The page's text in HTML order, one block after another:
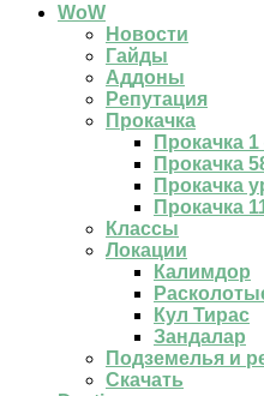
WoW
Новости
Гайды
Аддоны
Репутация
Прокачка
Прокачка
Прокачка
Прокачка
Прокачка
Классы
Локации
Калимдор
Кул Тирас
Зандалар
Подземелья и
Скачать